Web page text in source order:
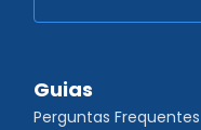
Guias
Perguntas Frequentes